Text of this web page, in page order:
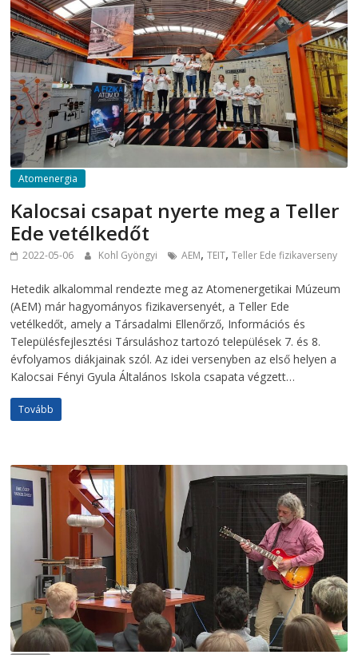
Atomenergia
Kalocsai csapat nyerte meg a Teller
Ede vetélkedőt
2022-05-06 Kohl Gyöngyi AEM,TEIT,Teller Ede fizikaverseny
Hetedik alkalommal rendezte meg az Atomenergetikai Múzeum
(AEM) már hagyományos fizikaversenyét, a Teller Ede
vetélkedőt, amely a Társadalmi Ellenőrző, Információs és
Településfejlesztési Társuláshoz tartozó települések 7. és 8.
évfolyamos diákjainak szól. Az idei versenyben az első helyen a
Kalocsai Fényi Gyula Általános Iskola csapata végzett…
Tovább